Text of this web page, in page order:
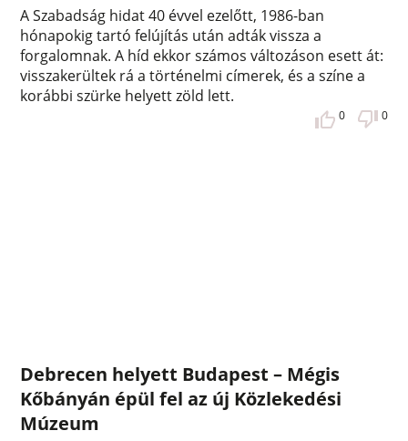
A Szabadság hidat 40 évvel ezelőtt, 1986-ban
hónapokig tartó felújítás után adták vissza a
forgalomnak. A híd ekkor számos változáson esett át:
visszakerültek rá a történelmi címerek, és a színe a
korábbi szürke helyett zöld lett.
0 0
Debrecen helyett Budapest – Mégis
Kőbányán épül fel az új Közlekedési
Múzeum